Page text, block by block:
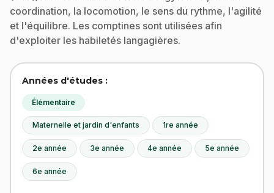
coordination, la locomotion, le sens du rythme, l'agilité
et l'équilibre. Les comptines sont utilisées afin
d'exploiter les habiletés langagières.
Années d'études :
Élémentaire
Maternelle et jardin d'enfants 1re année
2e année 3e année 4e année 5e année
6e année